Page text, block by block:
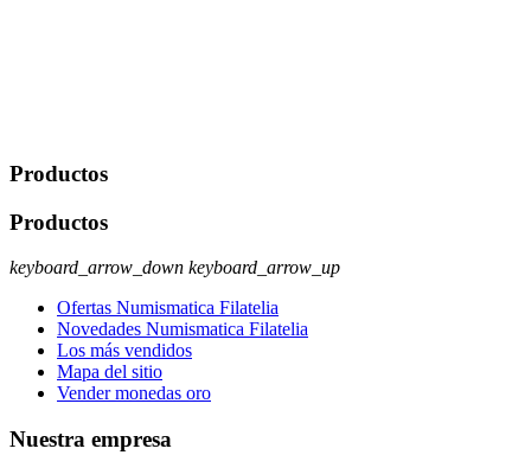
Productos
Productos
keyboard_arrow_down keyboard_arrow_up
Ofertas Numismatica Filatelia
Novedades Numismatica Filatelia
Los más vendidos
Mapa del sitio
Vender monedas oro
Nuestra empresa